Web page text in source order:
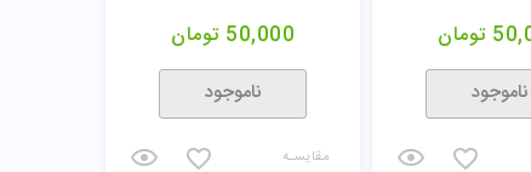
تومان
ناموجود
50,000 تومان
ناموجود
مقایسـه